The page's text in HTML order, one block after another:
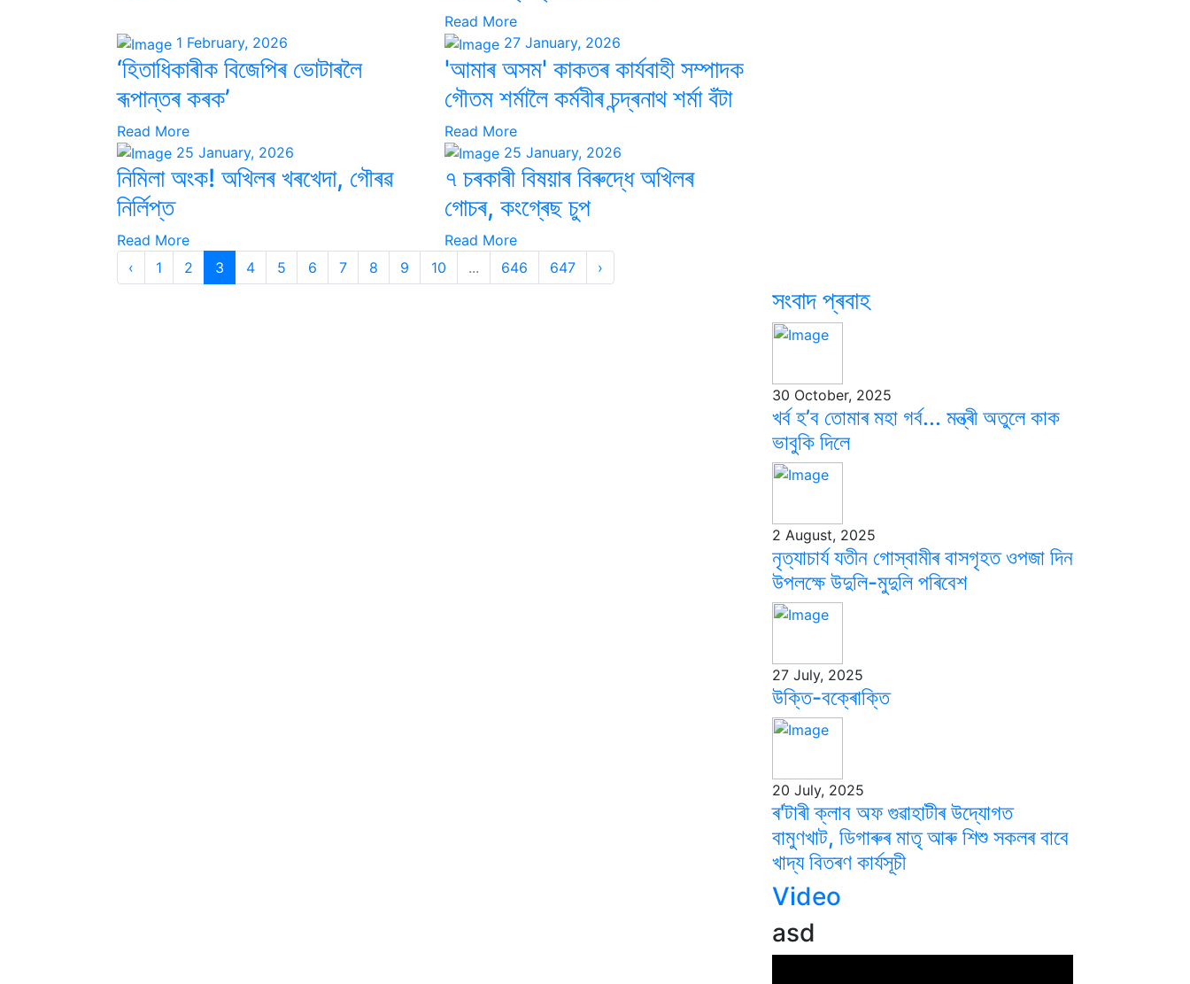
Read More
1 February, 2026
‘হিতাধিকাৰীক বিজেপিৰ ভোটাৰলৈ
ৰূপান্তৰ কৰক’
Read More
27 January, 2026
'আমাৰ অসম' কাকতৰ কাৰ্যবাহী সম্পাদক
গৌতম শৰ্মালৈ কৰ্মবীৰ চন্দ্ৰনাথ শৰ্মা বঁটা
Read More
25 January, 2026
নিমিলা অংক! অখিলৰ খৰখেদা, গৌৰৱ
নিৰ্লিপ্ত
Read More
25 January, 2026
৭ চৰকাৰী বিষয়াৰ বিৰুদ্ধে অখিলৰ
গোচৰ, কংগ্ৰেছ চুপ
Read More
‹
1 2 3 4 5 6 7 8 9 10 ... 646 647 ›
সংবাদ প্ৰবাহ
30 October, 2025
খৰ্ব হ’ব তোমাৰ মহা গৰ্ব... মন্ত্ৰী অতুলে কাক
ভাবুকি দিলে
2 August, 2025
নৃত্যাচাৰ্য যতীন গোস্বামীৰ বাসগৃহত ওপজা দিন
উপলক্ষে উদুলি-মুদুলি পৰিবেশ
27 July, 2025
উক্তি-বক্ৰোক্তি
20 July, 2025
ৰ'টাৰী ক্লাব অফ গুৱাহাটীৰ উদ্যোগত
বামুণখাট, ডিগাৰুৰ মাতৃ আৰু শিশু সকলৰ বাবে
খাদ্য বিতৰণ কাৰ্যসূচী
Video
asd